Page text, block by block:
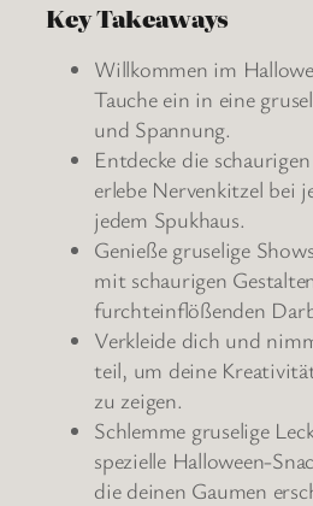
Key Takeaways
Willkommen im
Tauche ein in eine
und Spannung.
Entdecke die
erlebe Nervenkitzel bei
jedem Spukhaus.
Genieße gruselige
mit schaurigen
furchteinflößenden
Verkleide dich und
teil, um deine
zu zeigen.
Schlemme gruselige
spezielle Halloween-
die deinen Gaumen